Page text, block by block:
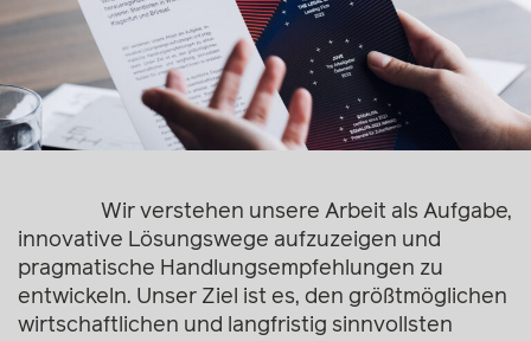
Wir verstehen unsere Arbeit als Aufgabe,
innovative Lösungswege aufzuzeigen und
pragmatische Handlungsempfehlungen zu
entwickeln. Unser Ziel ist es, den größtmöglichen
wirtschaftlichen und langfristig sinnvollsten